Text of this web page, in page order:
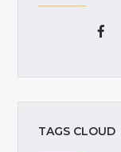
TAGS CLOUD